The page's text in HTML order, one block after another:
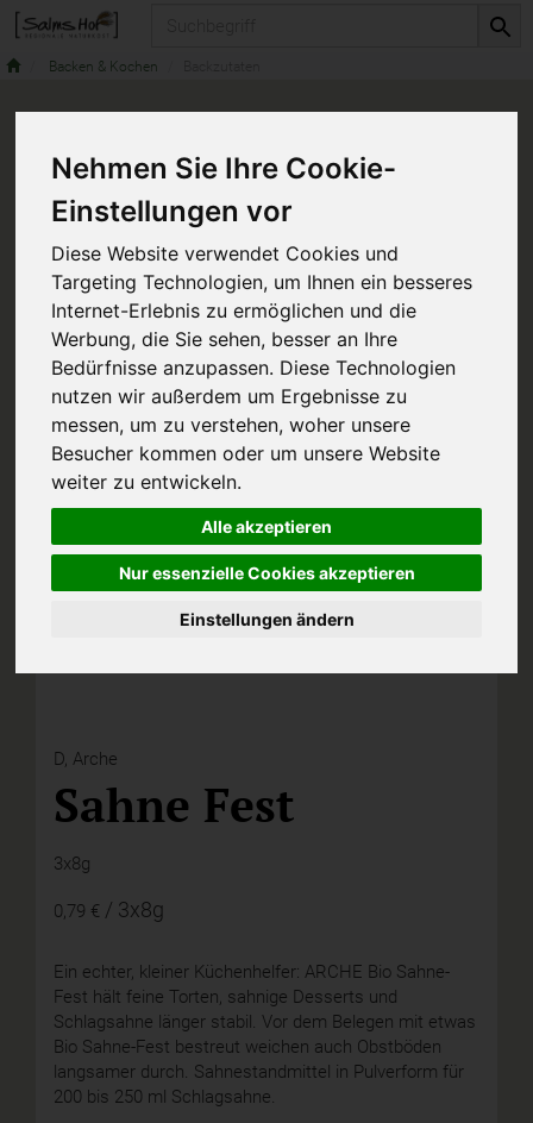
Nehmen Sie Ihre Cookie-
Einstellungen vor
Diese Website verwendet Cookies und
Targeting Technologien, um Ihnen ein besseres
Internet-Erlebnis zu ermöglichen und die
Werbung, die Sie sehen, besser an Ihre
Bedürfnisse anzupassen. Diese Technologien
nutzen wir außerdem um Ergebnisse zu
messen, um zu verstehen, woher unsere
Besucher kommen oder um unsere Website
weiter zu entwickeln.
Alle akzeptieren
Nur essenzielle Cookies akzeptieren
Einstellungen ändern
Backen & Kochen
D, Arche
Sahne Fest
3x8g
0,79 € / 3x8g
Ein echter, kleiner Küchenhelfer: ARCHE Bio Sahne-
Fest hält feine Torten, sahnige Desserts und
Schlagsahne länger stabil. Vor dem Belegen mit etwas
Bio Sahne-Fest bestreut weichen auch Obstböden
langsamer durch. Sahnestandmittel in Pulverform für
200 bis 250 ml Schlagsahne.